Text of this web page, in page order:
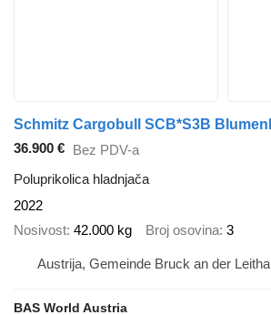
36.900 € Bez PDV-a
Poluprikolica hladnjača
2022
Nosivost 42.000 kg Broj osovina 3
Austrija, Gemeinde Bruck an der Leitha
BAS World Austria